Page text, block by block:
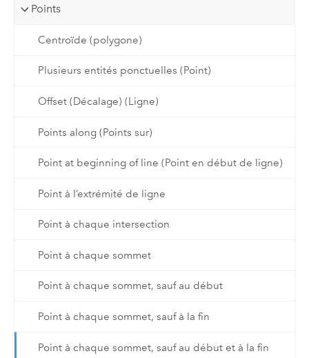
Points
Centroïde (polygone)
Plusieurs entités ponctuelles (Point)
Offset (Décalage) (Ligne)
Points along (Points sur)
Point at beginning of line (Point en début de ligne)
Point à l’extrémité de ligne
Point à chaque intersection
Point à chaque sommet
Point à chaque sommet, sauf au début
Point à chaque sommet, sauf à la fin
Point à chaque sommet, sauf au début et à la fin